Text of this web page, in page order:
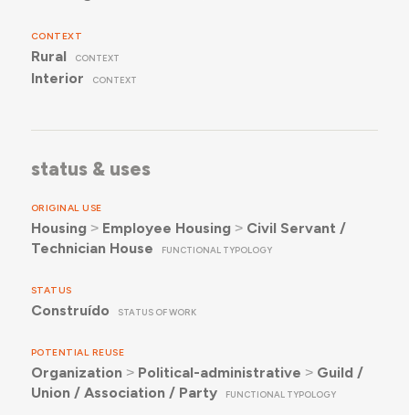
CONTEXT
Rural CONTEXT
Interior CONTEXT
status & uses
ORIGINAL USE
Housing ˃ Employee Housing ˃ Civil Servant /
Technician House
FUNCTIONAL TYPOLOGY
STATUS
Construído STATUS OF WORK
POTENTIAL REUSE
Organization ˃ Political-administrative ˃ Guild /
Union / Association / Party
FUNCTIONAL TYPOLOGY